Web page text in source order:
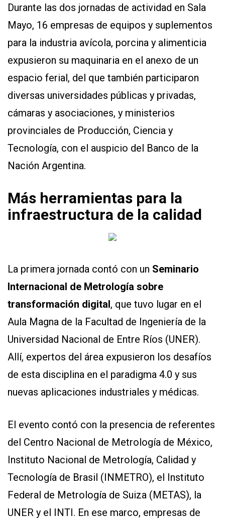
Durante las dos jornadas de actividad en Sala
Mayo, 16 empresas de equipos y suplementos
para la industria avícola, porcina y alimenticia
expusieron su maquinaria en el anexo de un
espacio ferial, del que también participaron
diversas universidades públicas y privadas,
cámaras y asociaciones, y ministerios
provinciales de Producción, Ciencia y
Tecnología, con el auspicio del Banco de la
Nación Argentina.
Más herramientas para la
infraestructura de la calidad
La primera jornada contó con un Seminario
Internacional de Metrología sobre
transformación digital, que tuvo lugar en el
Aula Magna de la Facultad de Ingeniería de la
Universidad Nacional de Entre Ríos (UNER).
Allí, expertos del área expusieron los desafíos
de esta disciplina en el paradigma 4.0 y sus
nuevas aplicaciones industriales y médicas.
El evento contó con la presencia de referentes
del Centro Nacional de Metrología de México,
Instituto Nacional de Metrología, Calidad y
Tecnología de Brasil (INMETRO), el Instituto
Federal de Metrología de Suiza (METAS), la
UNER y el INTI. En ese marco, empresas de